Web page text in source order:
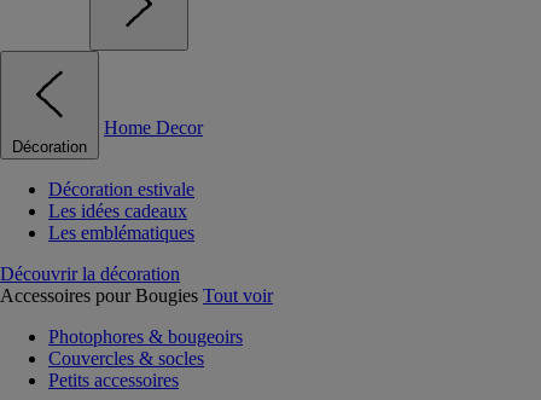
Décoration
Home Decor
Décoration estivale
Les idées cadeaux
Les emblématiques
Découvrir la décoration
Accessoires pour Bougies Tout voir
Photophores & bougeoirs
Couvercles & socles
Petits accessoires